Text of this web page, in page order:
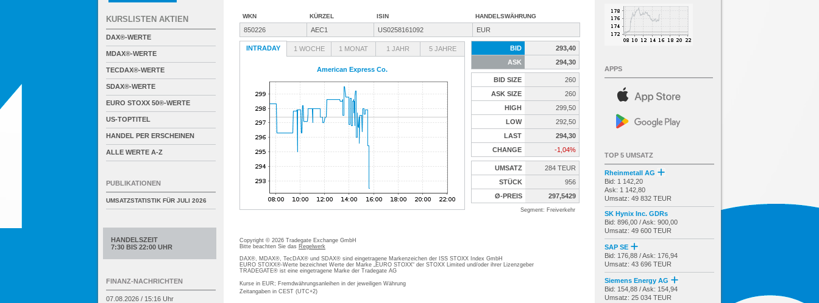
WKN KÜRZEL ISIN HANDELSWÄHRUNG
850226 AEC1 US0258161092 EUR
INTRADAY 1 WOCHE 1 MONAT 1 JAHR 5 JAHRE
American Express Co.
BID
293,40
ASK
294,30
BID SIZE
260
ASK SIZE
260
HIGH
299,50
LOW
292,50
LAST
294,30
CHANGE
-1,04%
UMSATZ
284 TEUR
STÜCK
956
Ø-PREIS
297,5429
Segment: Freiverkehr
Copyright © 2026 Tradegate Exchange GmbH
Bitte beachten Sie das Regelwerk
DAX®, MDAX®, TecDAX® und SDAX® sind eingetragene Markenzeichen der ISS STOXX Index GmbH
EURO STOXX®-Werte bezeichnet Werte der Marke „EURO STOXX“ der STOXX Limited und/oder ihrer Lizenzgeber
TRADEGATE® ist eine eingetragene Marke der Tradegate AG
Kurse in EUR; Fremdwährungsanleihen in der jeweiligen Währung
Zeitangaben in CEST (UTC+2)
KURSLISTEN AKTIEN
DAX®-WERTE
MDAX®-WERTE
TECDAX®-WERTE
SDAX®-WERTE
EURO STOXX 50®-WERTE
US-TOPTITEL
HANDEL PER ERSCHEINEN
ALLE WERTE A-Z
PUBLIKATIONEN
UMSATZSTATISTIK FÜR JULI 2026
HANDELSZEIT
7:30 BIS 22:00 UHR
FINANZ-NACHRICHTEN
07.08.2026 / 15:16 Uhr
APPS
TOP 5 UMSATZ
Rheinmetall AG
Bid: 1 142,20
Ask: 1 142,80
Umsatz: 49 832 TEUR
SK Hynix Inc. GDRs
Bid: 896,00 / Ask: 900,00
Umsatz: 49 600 TEUR
SAP SE
Bid: 176,88 / Ask: 176,94
Umsatz: 43 696 TEUR
Siemens Energy AG
Bid: 154,88 / Ask: 154,94
Umsatz: 25 034 TEUR